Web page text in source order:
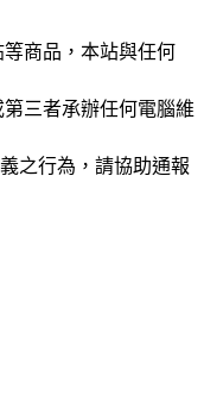
商品，本站與任何
三者承辦任何電腦維
之行為，請協助通報